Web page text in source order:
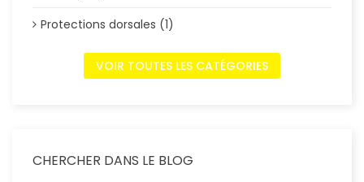
Protections dorsales (1)
VOIR TOUTES LES CATÉGORIES
CHERCHER DANS LE BLOG